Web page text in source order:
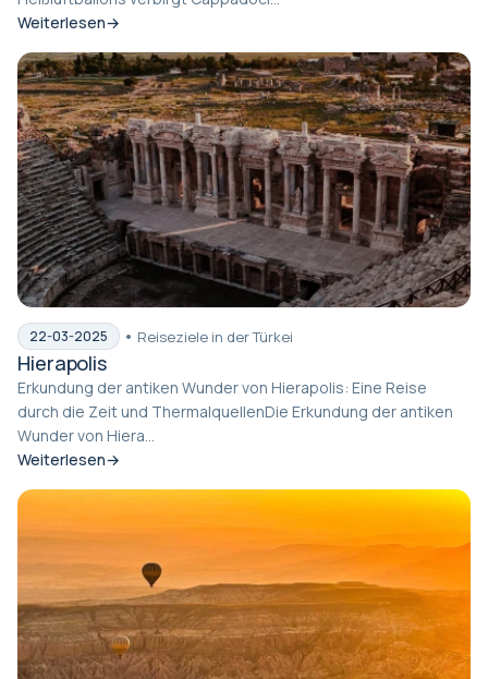
Weiterlesen
22-03-2025 Reiseziele in der Türkei
Hierapolis
Erkundung der antiken Wunder von Hierapolis: Eine Reise
durch die Zeit und ThermalquellenDie Erkundung der antiken
Wunder von Hiera...
Weiterlesen